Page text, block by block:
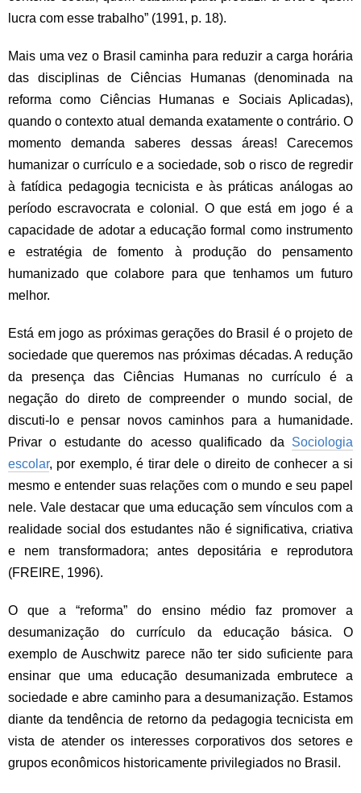
lucra com esse trabalho” (1991, p. 18).
Mais uma vez o Brasil caminha para reduzir a carga horária
das disciplinas de Ciências Humanas (denominada na
reforma como Ciências Humanas e Sociais Aplicadas),
quando o contexto atual demanda exatamente o contrário. O
momento demanda saberes dessas áreas! Carecemos
humanizar o currículo e a sociedade, sob o risco de regredir
à fatídica pedagogia tecnicista e às práticas análogas ao
período escravocrata e colonial. O que está em jogo é a
capacidade de adotar a educação formal como instrumento
e estratégia de fomento à produção do pensamento
humanizado que colabore para que tenhamos um futuro
melhor.
Está em jogo as próximas gerações do Brasil é o projeto de
sociedade que queremos nas próximas décadas. A redução
da presença das Ciências Humanas no currículo é a
negação do direto de compreender o mundo social, de
discuti-lo e pensar novos caminhos para a humanidade.
Privar o estudante do acesso qualificado da Sociologia
escolar, por exemplo, é tirar dele o direito de conhecer a si
mesmo e entender suas relações com o mundo e seu papel
nele. Vale destacar que uma educação sem vínculos com a
realidade social dos estudantes não é significativa, criativa
e nem transformadora; antes depositária e reprodutora
(FREIRE, 1996).
O que a “reforma” do ensino médio faz promover a
desumanização do currículo da educação básica. O
exemplo de Auschwitz parece não ter sido suficiente para
ensinar que uma educação desumanizada embrutece a
sociedade e abre caminho para a desumanização. Estamos
diante da tendência de retorno da pedagogia tecnicista em
vista de atender os interesses corporativos dos setores e
grupos econômicos historicamente privilegiados no Brasil.